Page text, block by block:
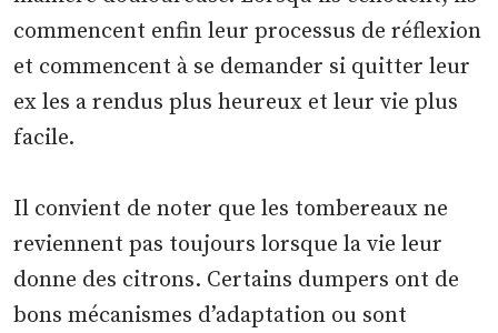
commencent enfin leur processus de réflexion
et commencent à se demander si quitter leur
ex les a rendus plus heureux et leur vie plus
facile.
Il convient de noter que les tombereaux ne
reviennent pas toujours lorsque la vie leur
donne des citrons. Certains dumpers ont de
bons mécanismes d’adaptation ou sont